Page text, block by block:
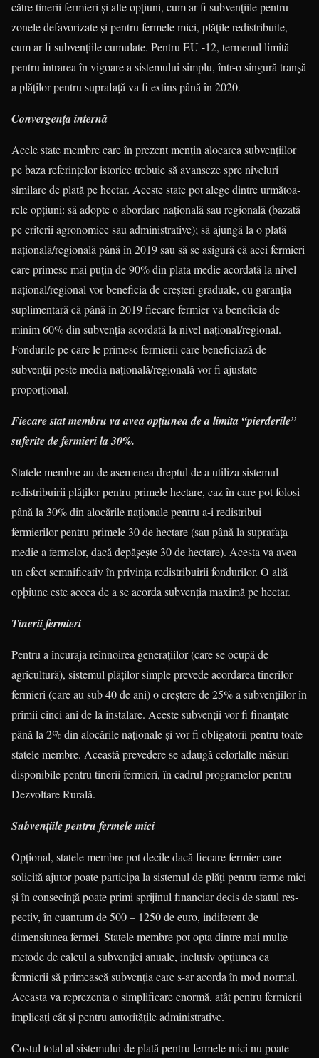
către tinerii fermieri și alte opțiuni, cum ar fi subvențiile pentru
zonele defavorizate și pentru fermele mici, plățile redistribuite,
cum ar fi sub­ven­­țiile cumulate. Pentru EU -12, terme­nul limită
pentru intrarea în vigoare a sistemului simplu, într-o singură tranșă
a plăților pentru suprafață va fi extins până în 2020.
Convergența internă
Acele state membre care în prezent mențin alocarea subvențiilor
pe baza referințelor istorice trebuie să avanseze spre niveluri
similare de plată pe hectar. Aceste state pot alege dintre următoa­
rele opțiuni: să adopte o abordare națională sau regională (bazată
pe criterii agronomice sau administrative); să ajungă la o plată
națională/regională până în 2019 sau să se asigură că acei fermieri
care primesc mai puțin de 90% din plata medie acordată la nivel
națio­nal/regional vor beneficia de creșteri gra­duale, cu garanția
suplimentară că până în 2019 fiecare fermier va beneficia de
minim 60% din subvenția acordată la nivel național/regional.
Fondurile pe care le primesc fermierii care beneficiază de
subvenții peste media națională/regio­nală vor fi ajustate
proporțional.
Fiecare stat membru va avea opțiunea de a limita “pierderile”
suferite de fermieri la 30%.
Statele membre au de asemenea dreptul de a utiliza sistemul
redistribuirii plăților pentru primele hectare, caz în care pot folosi
până la 30% din alocările naționale pentru a-i redistribui
fermierilor pentru primele 30 de hectare (sau până la suprafața
medie a fermelor, dacă de­pă­șește 30 de hectare). Acesta va avea
un efect semnificativ în privința redistri­buirii fondurilor. O altă
opþiune este aceea de a se acorda subvenția maximă pe hectar.
Tinerii fermieri
Pentru a încuraja reînnoirea gene­rațiilor (care se ocupă de
agricultură), sis­te­mul plăților simple prevede acorda­rea tinerilor
fermieri (care au sub 40 de ani) o creștere de 25% a subvențiilor în
pri­mii cinci ani de la instalare. Aceste subvenții vor fi finanțate
până la 2% din alocările naționale și vor fi obligatorii pen­­tru toate
statele membre. Această pre­ve­dere se adaugă celorlalte măsuri
dis­ponibile pentru tinerii fermieri, în ca­drul programelor pentru
Dezvoltare Ru­rală.
Subvențiile pentru fermele mici
Opțional, statele membre pot decile dacă fiecare fermier care
solicită ajutor poate participa la sistemul de plăți pen­tru ferme mici
și în consecință poate primi sprijinul financiar decis de statul res­
pectiv, în cuantum de 500 – 1250 de euro, indiferent de
dimensiunea fermei. Statele membre pot opta dintre mai mul­te
metode de calcul a subvenției anuale, inclusiv opțiunea ca
fermierii să pri­meas­că subvenția care s-ar acorda în mod normal.
Aceasta va reprezenta o simpli­fi­care enormă, atât pentru fermierii
impli­cați cât și pentru autoritățile adminis­tra­tive.
Costul total al sistemului de plată pentru fermele mici nu poate